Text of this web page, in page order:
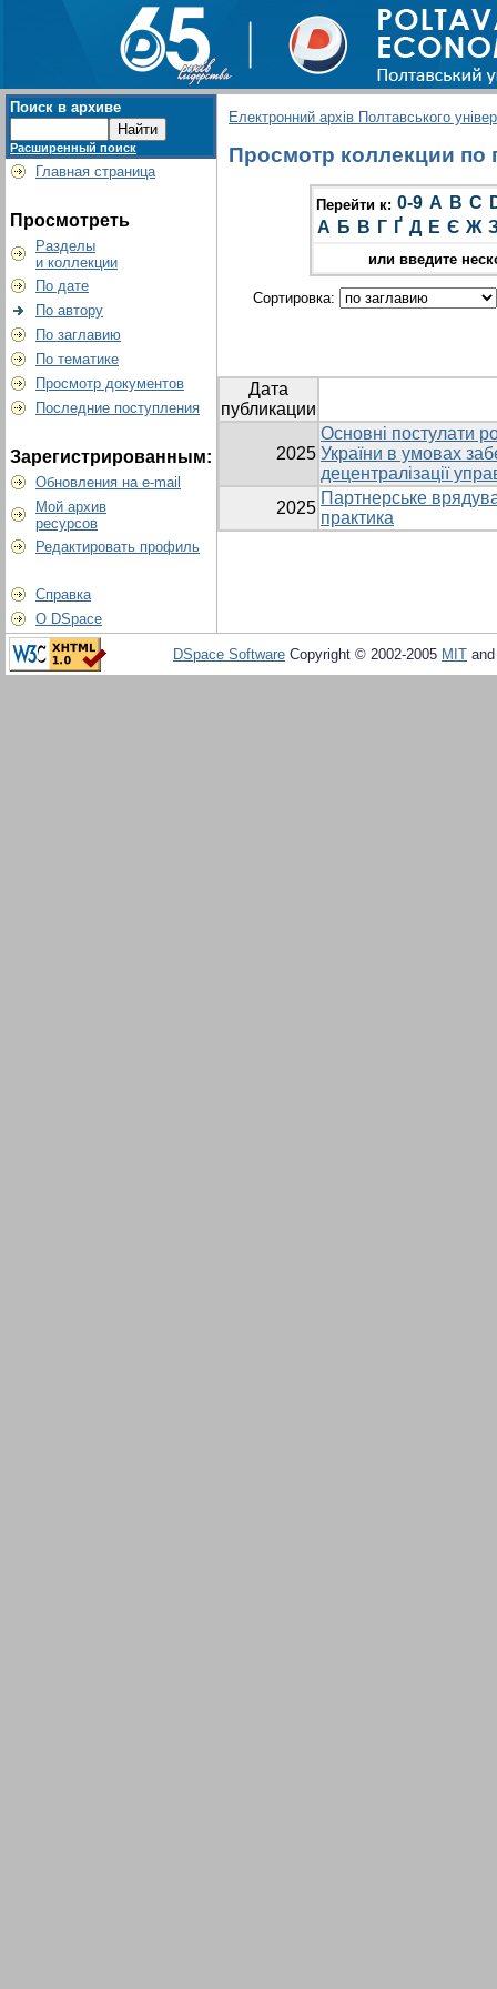
Поиск в архиве
Расширенный поиск
Главная страница
Просмотреть
Разделы
и коллекции
По дате
По автору
По заглавию
По тематике
Просмотр документов
Последние поступления
Зарегистрированным:
Обновления на e-mail
Мой архив
ресурсов
Редактировать профиль
Справка
О DSpace
Електронний архів Полтавського
Просмотр коллекции по
Перейти к: 0-9 A B C
А Б В Г Ґ Д Е Є Ж
или введите
Сортировка:
Дата
публикации
2025
Основні постулати
України в умовах
децентралізації
2025
Партнерське
практика
DSpace Software Copyright © 2002-2005 MIT